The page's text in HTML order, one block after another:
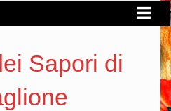
Sapori di